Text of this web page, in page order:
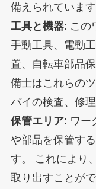
備えられています
工具と機器: この
手動工具、電動
置、自転車部品
備士はこれらの
バイの検査、修
保管エリア: ワー
や部品を保管す
す。 これにより
取り出すことがで